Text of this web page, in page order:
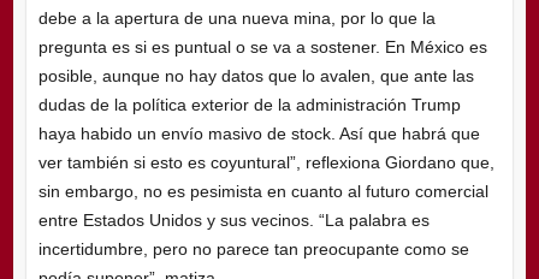
debe a la apertura de una nueva mina, por lo que la
pregunta es si es puntual o se va a sostener. En México es
posible, aunque no hay datos que lo avalen, que ante las
dudas de la política exterior de la administración Trump
haya habido un envío masivo de stock. Así que habrá que
ver también si esto es coyuntural”, reflexiona Giordano que,
sin embargo, no es pesimista en cuanto al futuro comercial
entre Estados Unidos y sus vecinos. “La palabra es
incertidumbre, pero no parece tan preocupante como se